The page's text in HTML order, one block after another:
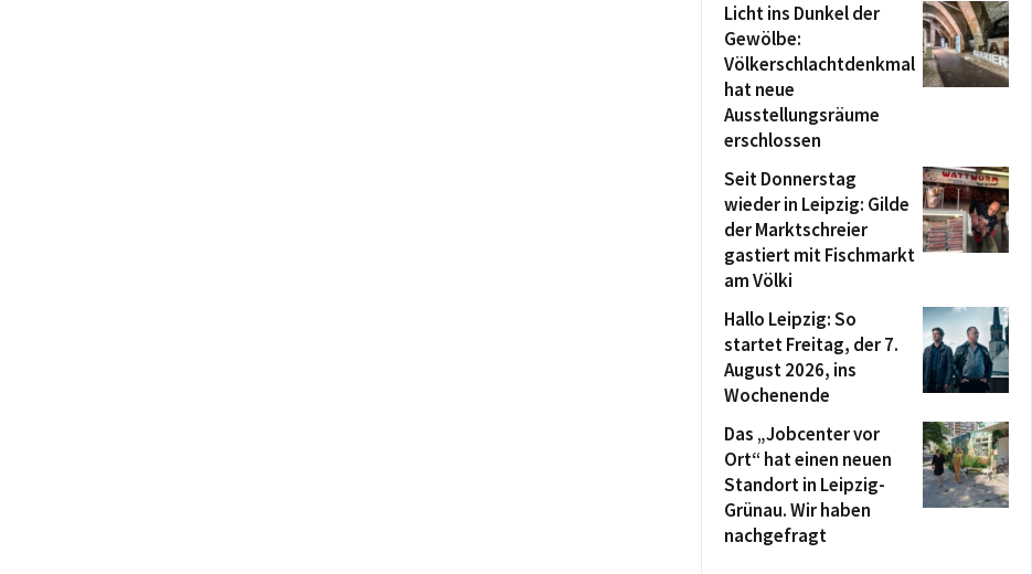
Licht ins Dunkel der
Gewölbe:
Völkerschlachtdenkmal
hat neue
Ausstellungsräume
erschlossen
Seit Donnerstag
wieder in Leipzig: Gilde
der Marktschreier
gastiert mit Fischmarkt
am Völki
Hallo Leipzig: So
startet Freitag, der 7.
August 2026, ins
Wochenende
Das „Jobcenter vor
Ort“ hat einen neuen
Standort in Leipzig-
Grünau. Wir haben
nachgefragt